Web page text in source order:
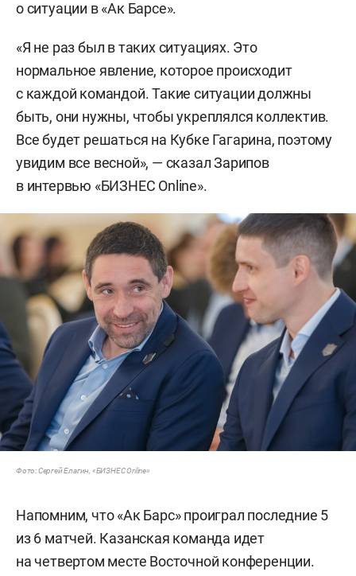
о ситуации в «Ак Барсе».
«Я не раз был в таких ситуациях. Это
нормальное явление, которое происходит
с каждой командой. Такие ситуации должны
быть, они нужны, чтобы укреплялся коллектив.
Все будет решаться на Кубке Гагарина, поэтому
увидим все весной», — сказал Зарипов
в интервью «БИЗНЕС Online».
Фото: Сергей Елагин, «БИЗНЕС Online»
Напомним, что «Ак Барс» проиграл последние 5
из 6 матчей. Казанская команда идет
на четвертом месте Восточной конференции.